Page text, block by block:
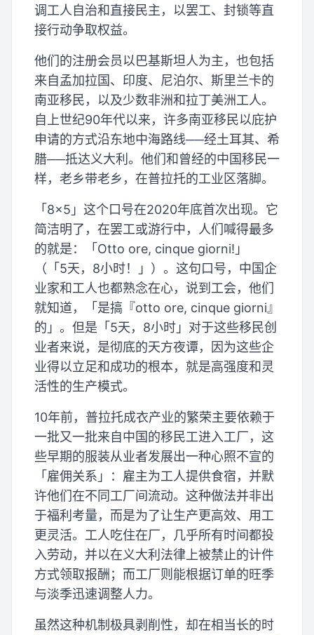
调工人自治和直接民主，以罢工、封锁等直
接行动争取权益。
他们的注册会员以巴基斯坦人为主，也包括
来自孟加拉国、印度、尼泊尔、斯里兰卡的
南亚移民，以及少数非洲和拉丁美洲工人。
自上世纪90年代以来，许多南亚移民以庇护
申请的方式沿东地中海路线──经土耳其、希
腊──抵达义大利。他们和曾经的中国移民一
样，老乡带老乡，在普拉托的工业区落脚。
「8×5」这个口号在2020年底首次出现。它
简洁明了，在罢工或游行中，人们喊得最多
的就是：「Otto ore, cinque giorni!」
（「5天，8小时！」）。这句口号，中国企
业家和工人也都熟念在心，说到工会，他们
就知道，「是搞『otto ore, cinque giorni』
的」。但是「5天，8小时」对于这些移民创
业者来说，是彻底的天方夜谭，因为这些企
业得以立足和成功的根本，就是高强度和灵
活性的生产模式。
10年前，普拉托成衣产业的繁荣主要依赖于
一批又一批来自中国的移民工进入工厂，这
些早期的服装从业者发展出一种心照不宣的
「雇佣关系」：雇主为工人提供食宿，并默
许他们在不同工厂间流动。这种做法并非出
于福利考量，而是为了让生产更高效、用工
更灵活。工人吃住在厂，几乎所有时间都投
入劳动，并以在义大利法律上被禁止的计件
方式领取报酬；而工厂则能根据订单的旺季
与淡季迅速调整人力。
虽然这种机制极具剥削性，却在相当长的时